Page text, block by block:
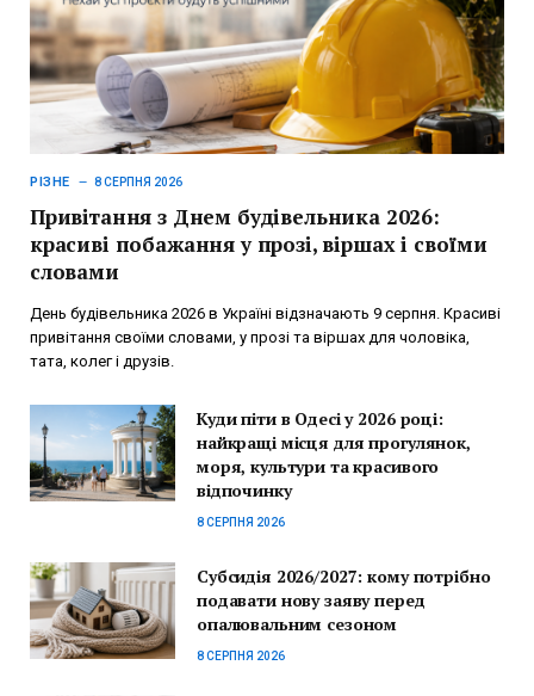
РІЗНЕ 8 СЕРПНЯ 2026
Привітання з Днем будівельника 2026:
красиві побажання у прозі, віршах і своїми
словами
День будівельника 2026 в Україні відзначають 9 серпня. Красиві
привітання своїми словами, у прозі та віршах для чоловіка,
тата, колег і друзів.
Куди піти в Одесі у 2026 році:
найкращі місця для прогулянок,
моря, культури та красивого
відпочинку
8 СЕРПНЯ 2026
Субсидія 2026/2027: кому потрібно
подавати нову заяву перед
опалювальним сезоном
8 СЕРПНЯ 2026